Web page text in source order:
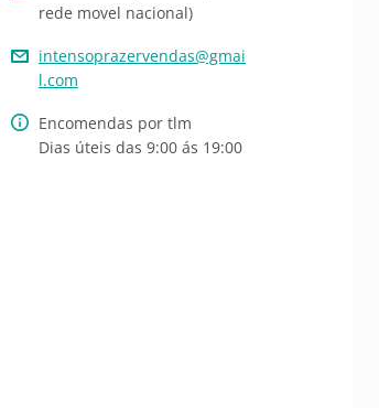
rede movel nacional)
intensoprazervendas@gmai
l.com
Encomendas por tlm
Dias úteis das 9:00 ás 19:00